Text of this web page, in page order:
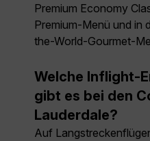
Premium Economy
Premium-Menü und in
the-World-Gourmet-
Welche Inflight-
gibt es bei den
Lauderdale?
Auf